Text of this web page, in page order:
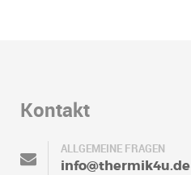
Kontakt
ALLGEMEINE FRAGEN
info@thermik4u.de